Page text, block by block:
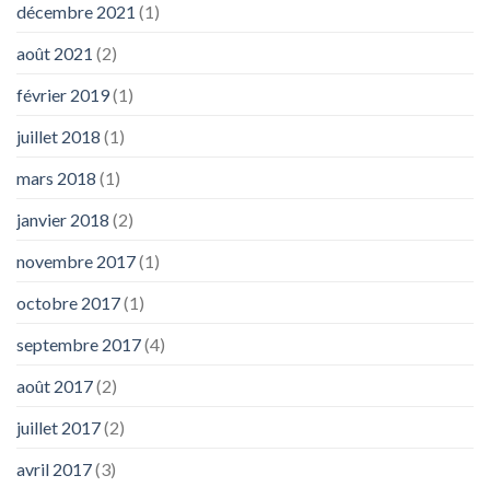
décembre 2021 (1)
août 2021 (2)
février 2019(1)
juillet 2018 (1)
mars 2018 (1)
janvier 2018 (2)
novembre 2017(1)
octobre 2017(1)
septembre 2017(4)
août 2017(2)
juillet 2017(2)
avril 2017(3)